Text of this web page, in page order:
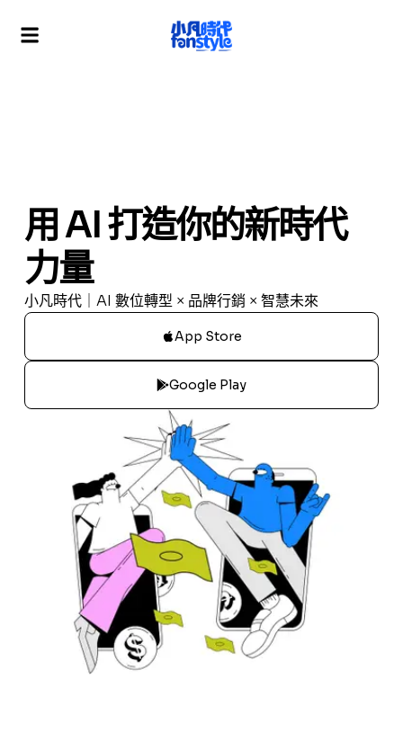
用 AI 打造你的新時代
力量
小凡時代｜AI 數位轉型 × 品牌行銷 × 智慧未來
App Store
Google Play